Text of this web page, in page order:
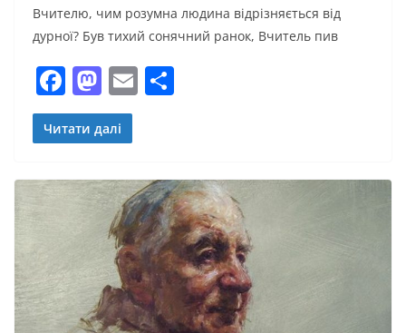
Вчителю, чим розумна людина відрізняється від
дурної? Був тихий сонячний ранок, Вчитель пив
F
a
c
b
o
k
M
a
st
d
o
n
E
и
т
и
с
я
Читати далі